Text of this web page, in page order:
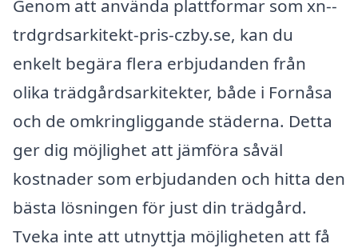
Genom att använda plattformar som xn--
trdgrdsarkitekt-pris-czby.se, kan du
enkelt begära flera erbjudanden från
olika trädgårdsarkitekter, både i Fornåsa
och de omkringliggande städerna. Detta
ger dig möjlighet att jämföra såväl
kostnader som erbjudanden och hitta den
bästa lösningen för just din trädgård.
Tveka inte att utnyttja möjligheten att få